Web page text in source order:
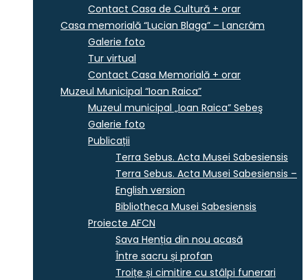
Contact Casa de Cultură + orar
Casa memorială “Lucian Blaga” – Lancrăm
Galerie foto
Tur virtual
Contact Casa Memorială + orar
Muzeul Municipal “Ioan Raica”
Muzeul municipal „Ioan Raica” Sebeş
Galerie foto
Publicații
Terra Sebus. Acta Musei Sabesiensis
Terra Sebus. Acta Musei Sabesiensis –
English version
Bibliotheca Musei Sabesiensis
Proiecte AFCN
Sava Henția din nou acasă
Între sacru și profan
Troițe și cimitire cu stâlpi funerari